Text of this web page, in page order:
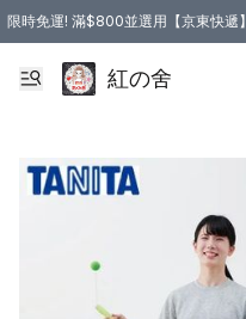
限時免運! 滿$800並選用【京東快遞】
紅の舍